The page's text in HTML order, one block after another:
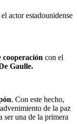
actor estadounidense
con el
Gaulle.
. Con este hecho,
de la paz
ser una de la primera